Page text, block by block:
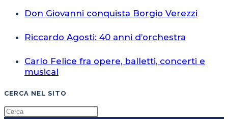
Don Giovanni conquista Borgio Verezzi
Riccardo Agosti: 40 anni d’orchestra
Carlo Felice fra opere, balletti, concerti e
musical
CERCA NEL SITO